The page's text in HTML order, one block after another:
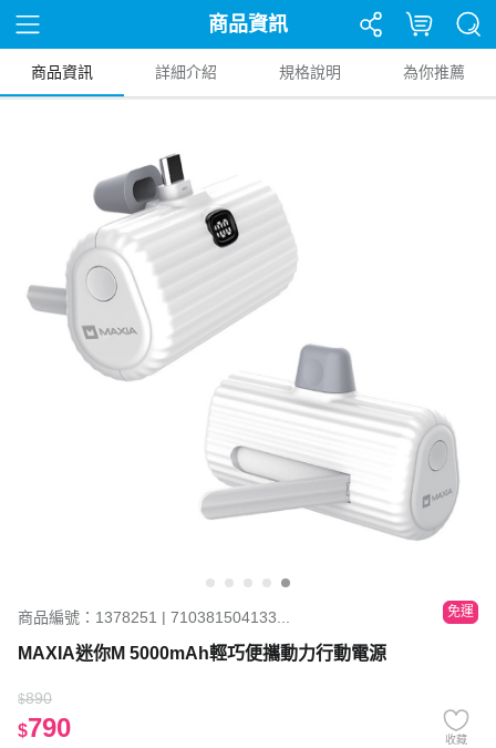
商品資訊
商品資訊 詳細介紹 規格說明 為你推薦
商品編號：1378251 | 710381504133... 免運
MAXIA迷你M 5000mAh輕巧便攜動力行動電源
$890
$790 收藏